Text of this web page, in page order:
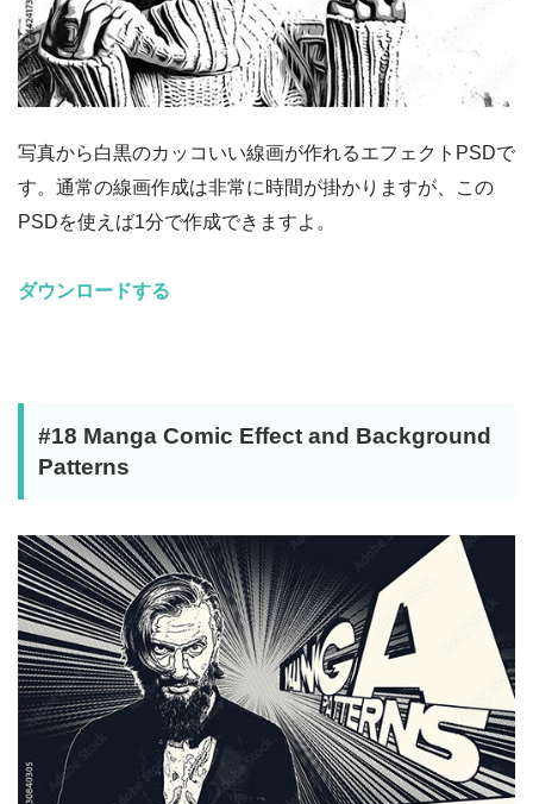
写真から白黒のカッコいい線画が作れるエフェクトPSDで
す。通常の線画作成は非常に時間が掛かりますが、この
PSDを使えば1分で作成できますよ。
ダウンロードする
#18 Manga Comic Effect and Background
Patterns